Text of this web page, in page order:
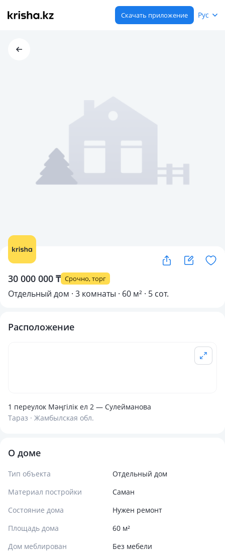
Скачать приложение Рус
30 000 000 ₸ Срочно, торг
Отдельный дом · 3 комнаты · 60 м² · 5 сот.
Расположение
1 переулок Мәңгілік ел 2 — Сулейманова
Тараз · Жамбылская обл.
О доме
Тип объекта
Отдельный дом
Материал постройки
Саман
Состояние дома
Нужен ремонт
Площадь дома
60 м²
Дом меблирован
Без мебели